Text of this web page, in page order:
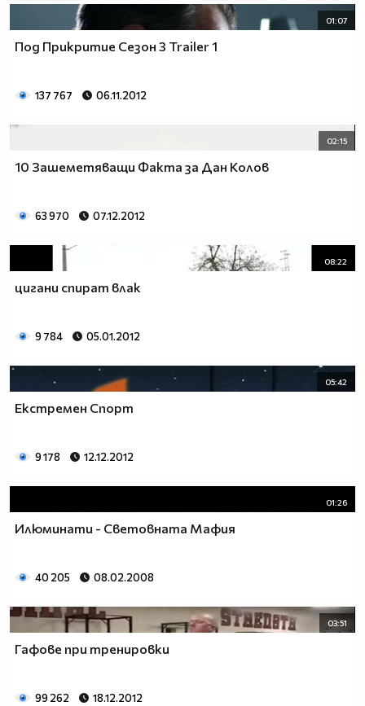
01:07
Под Прикритие Сезон 3 Trailer 1
137 767 06.11.2012
02:15
10 Зашеметяващи Факта за Дан Колов
63 970 07.12.2012
08:22
цигани спират влак
9 784 05.01.2012
05:42
Екстремен Спорт
9 178 12.12.2012
01:26
Илюминати - Световната Мафия
40 205 08.02.2008
03:51
Гафове при тренировки
99 262 18.12.2012